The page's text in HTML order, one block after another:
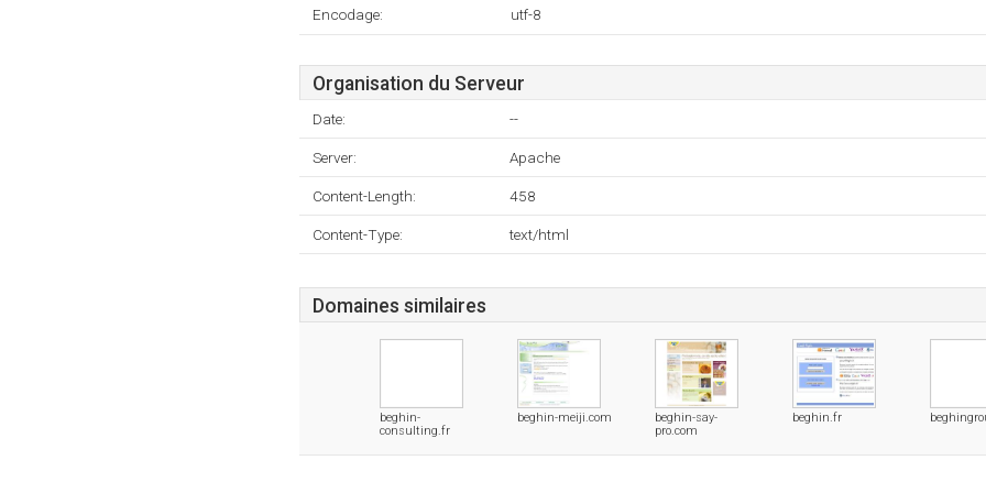
Encodage: utf-8
Organisation du Serveur
Date: --
Server: Apache
Content-Length: 458
Content-Type: text/html
Domaines similaires
beghin-
consulting.fr
beghin-meiji.com
beghin-say-
pro.com
beghin.fr